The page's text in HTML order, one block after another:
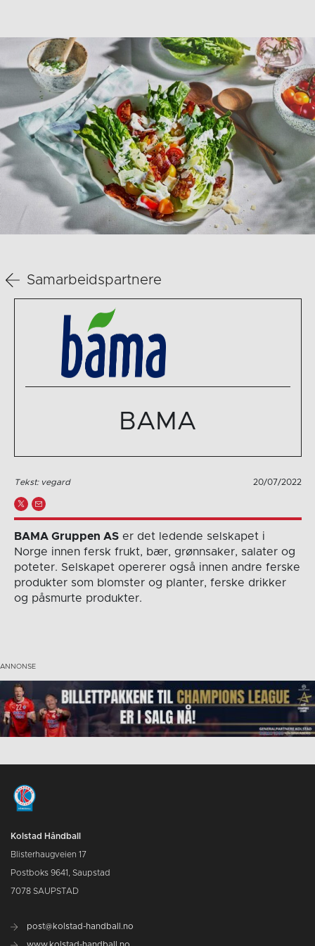
Samarbeidspartnere
BAMA
Tekst: vegard 20/07/2022
BAMA Gruppen ASer det ledende selskapet i
Norge innen fersk frukt, bær, grønnsaker, salater og
poteter. Selskapet opererer også innen andre ferske
produkter som blomster og planter, ferske drikker
og påsmurte produkter.
Kolstad Håndball
Blisterhaugveien 17
Postboks 9641, Saupstad
7078 SAUPSTAD
post@kolstad-handball.no